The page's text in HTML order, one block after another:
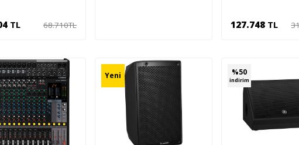
TL 68.710TL 127.748TL
Yeni %50
indirim